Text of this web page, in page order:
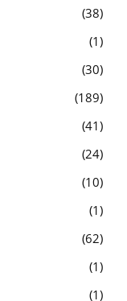
38
1
30
189
41
24
10
1
62
1
1